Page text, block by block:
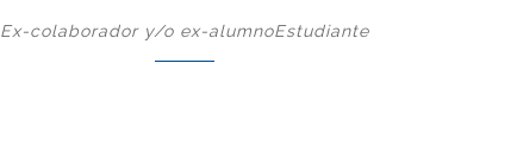
Ex-colaborador y/o ex-alumnoEstudiante